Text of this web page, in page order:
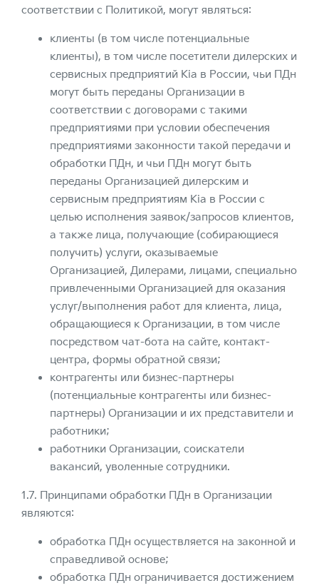
соответствии с Политикой, могут являться:
клиенты (в том числе потенциальные
клиенты), в том числе посетители дилерских и
сервисных предприятий Kia в России, чьи ПДн
могут быть переданы Организации в
соответствии с договорами с такими
предприятиями при условии обеспечения
предприятиями законности такой передачи и
обработки ПДн, и чьи ПДн могут быть
переданы Организацией дилерским и
сервисным предприятиям Kia в России с
целью исполнения заявок/запросов клиентов,
а также лица, получающие (собирающиеся
получить) услуги, оказываемые
Организацией, Дилерами, лицами, специально
привлеченными Организацией для оказания
услуг/выполнения работ для клиента, лица,
обращающиеся к Организации, в том числе
посредством чат-бота на сайте, контакт-
центра, формы обратной связи;
контрагенты или бизнес-партнеры
(потенциальные контрагенты или бизнес-
партнеры) Организации и их представители и
работники;
работники Организации, соискатели
вакансий, уволенные сотрудники.
1.7. Принципами обработки ПДн в Организации
являются:
обработка ПДн осуществляется на законной и
справедливой основе;
обработка ПДн ограничивается достижением